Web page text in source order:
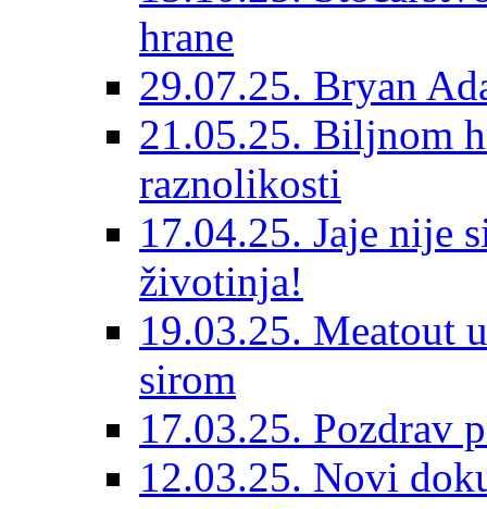
hrane
29.07.25. Bryan
21.05.25. Biljnom
raznolikosti
17.04.25. Jaje nije
životinja!
19.03.25. Meatout
sirom
17.03.25. Pozdrav
12.03.25. Novi